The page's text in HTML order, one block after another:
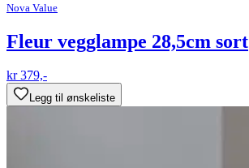
Nova Value
Fleur vegglampe 28,5cm sort
kr 379,-
Legg til ønskeliste